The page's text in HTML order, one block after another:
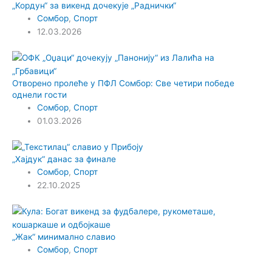
„Кордун“ за викенд дочекује „Раднички“
Сомбор,Спорт
12.03.2026
Отворено пролеће у ПФЛ Сомбор: Све четири победе
однели гости
Сомбор,Спорт
01.03.2026
„Хајдук“ данас за финале
Сомбор,Спорт
22.10.2025
„Жак“ минимално славио
Сомбор,Спорт